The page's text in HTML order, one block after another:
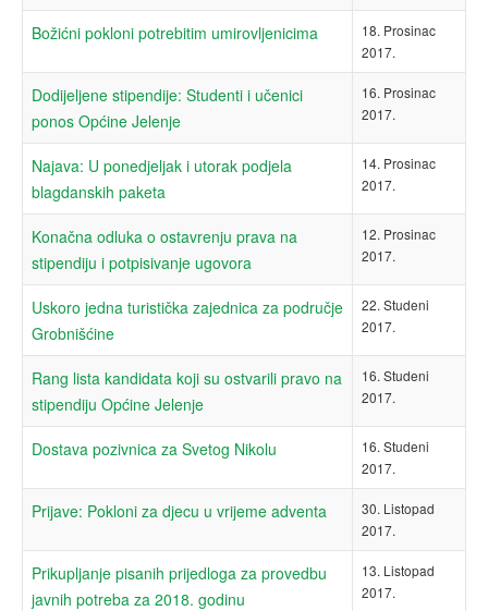
Božićni pokloni potrebitim umirovljenicima
18. Prosinac
2017.
Dodijeljene stipendije: Studenti i učenici
ponos Općine Jelenje
16. Prosinac
2017.
Najava: U ponedjeljak i utorak podjela
blagdanskih paketa
14. Prosinac
2017.
Konačna odluka o ostavrenju prava na
stipendiju i potpisivanje ugovora
12. Prosinac
2017.
Uskoro jedna turistička zajednica za područje
Grobnišćine
22. Studeni
2017.
Rang lista kandidata koji su ostvarili pravo na
stipendiju Općine Jelenje
16. Studeni
2017.
Dostava pozivnica za Svetog Nikolu
16. Studeni
2017.
Prijave: Pokloni za djecu u vrijeme adventa
30. Listopad
2017.
Prikupljanje pisanih prijedloga za provedbu
javnih potreba za 2018. godinu
13. Listopad
2017.